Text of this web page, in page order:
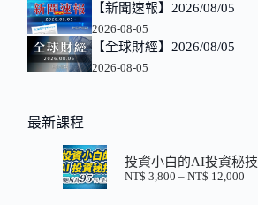
【新聞速報】2026/08/05
2026-08-05
【全球財經】2026/08/05
2026-08-05
最新課程
投資小白的AI投資秘技
NT$ 3,800 – NT$ 12,000